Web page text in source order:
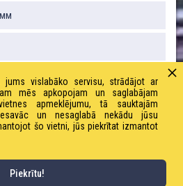
jums vislabāko servisu, strādājot ar
mēs apkopojam un saglabājam
apmeklējumu, tā sauktajām
un nesaglabā nekādu jūsu
šo vietni, jūs piekrītat izmantot
Piekrītu!